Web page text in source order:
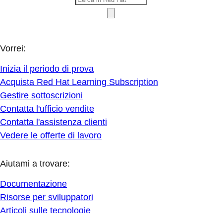
Vorrei:
Inizia il periodo di prova
Acquista Red Hat Learning Subscription
Gestire sottoscrizioni
Contatta l'ufficio vendite
Contatta l'assistenza clienti
Vedere le offerte di lavoro
Aiutami a trovare:
Documentazione
Risorse per sviluppatori
Articoli sulle tecnologie